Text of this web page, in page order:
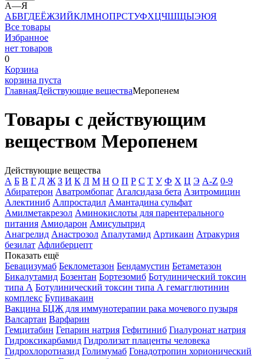
А—Я
АБВГДЕЁЖЗИЙКЛМНОПРСТУФХЦЧШЩЫЭЮЯ
Все товары
Избранное
нет товаров
0
Корзина
корзина пуста
ГлавнаяДействующие веществаМеропенем
Товары с действующим
веществом Меропенем
Действующие вещества
А Б В Г Д Ж З И К Л М Н О П Р С Т У Ф Х Ц Э A-Z 0-9
Абиратерон Аватромбопаг Агалсидаза бета Азитромицин
Алектиниб Алпростадил Амантадина сульфат
Амилметакрезол Аминокислоты для парентерального
питания Амиодарон Амисульприд
Анагрелид Анастрозол Апалутамид Артикаин Атракурия
безилат Афлиберцепт
Показать ещё
Бевацизумаб Беклометазон Бендамустин Бетаметазон
Бикалутамид Бозентан Бортезомиб Ботулинический токсин
типа А Ботулинический токсин типа А гемагглютинин
комплекс Бупивакаин
Вакцина БЦЖ для иммунотерапии рака мочевого пузыря
Валсартан Варфарин
Гемцитабин Гепарин натрия Гефитиниб Гиалуронат натрия
Гидроксикарбамид Гидролизат плаценты человека
Гидрохлоротиазид Голимумаб Гонадотропин хорионический